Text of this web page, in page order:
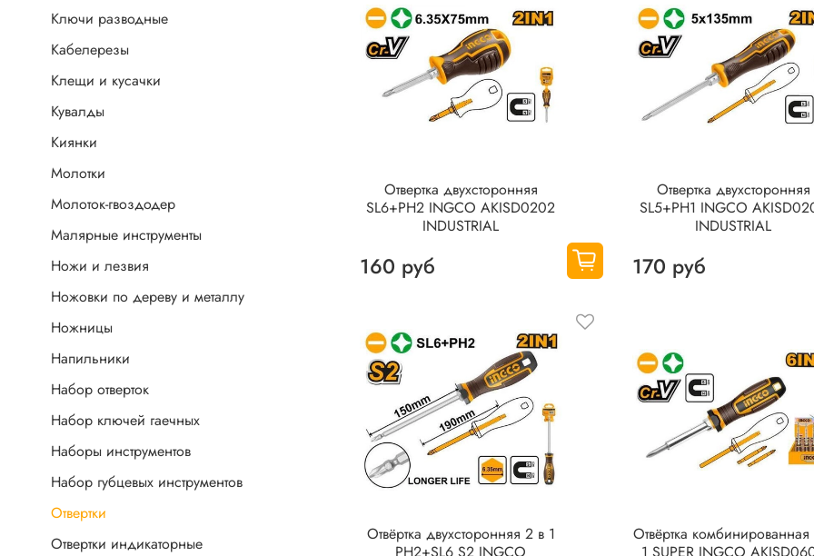
Отвертка двухсторонняя
SL6+PH2 INGCO AKISD0202
INDUSTRIAL
160 руб
Отвертка двухсторонняя
SL5+PH1 INGCO
INDUSTRIAL
170 руб
Отвёрткa двухсторонняя 2 в 1
Отвёрткa
Ключи разводные
Кабелерезы
Клещи и кусачки
Кувалды
Киянки
Молотки
Молоток-гвоздодер
Малярные инструменты
Ножи и лезвия
Ножовки по дереву и металлу
Ножницы
Напильники
Набор отверток
Набор ключей гаечных
Наборы инструментов
Набор губцевых инструментов
Отвертки
Отвертки индикаторные